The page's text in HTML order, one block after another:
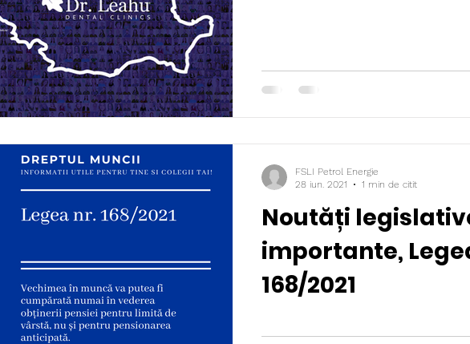
Noutăți
importante, Legea
168/2021
FSLI Petrol Energie
28 iun. 2021
1 min de citit